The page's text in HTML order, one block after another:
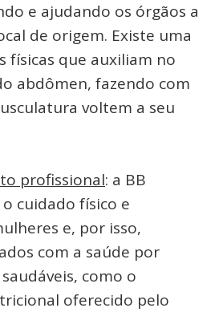
e ajudando os órgãos a
de origem. Existe uma
físicas que auxiliam no
abdômen, fazendo com
voltem a seu
profissional: a BB
cuidado físico e
e, por isso,
com a saúde por
como o
oferecido pelo